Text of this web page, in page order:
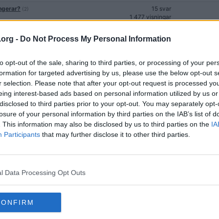
- Do Not Process My Personal Information
opt-out of the sale, sharing to third parties, or processing of your
for targeted advertising by us, please use the below opt-out
selection. Please note that after your opt-out request is processed
interest-based ads based on personal information utilized by us
to third parties prior to your opt-out. You may separately
of your personal information by third parties on the IAB’s list of
This information may also be disclosed by us to third parties on the
Participants that may further disclose it to other third parties.
Data Processing Opt Outs
(2)
15 svar
1 477 visningar
12 810 visningar
1 845 visningar
6 svar
1 109 visningar
min vidveo?
9 svar
1 552 visningar
om 5år? 10år? 20år?
12 svar
2 244 visningar
alla hjälpsamma
114 svar
9 svar